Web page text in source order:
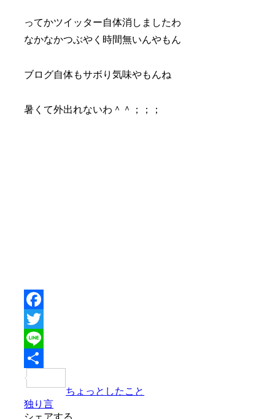
ってかツイッター自体消しましたわ
なかなかつぶやく時間無いんやもん
ブログ自体もサボり気味やもんね
暑くて外出れないわ＾＾；；；
Facebook
Twitter
Line
有
ちょっとしたこと
独り言